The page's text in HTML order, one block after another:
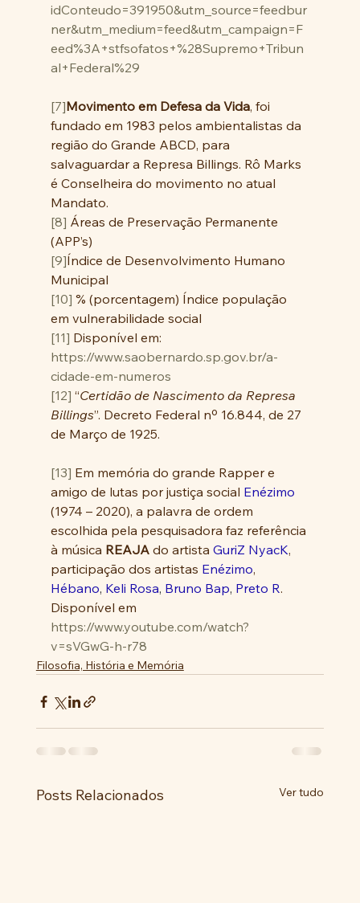
idConteudo=391950&utm_source=feedbur
ner&utm_medium=feed&utm_campaign=F
eed%3A+stfsofatos+%28Supremo+Tribun
al+Federal%29
[7]Movimento em Defesa da Vida, foi
fundado em 1983 pelos ambientalistas da
região do Grande ABCD, para
salvaguardar a Represa Billings. Rô Marks
é Conselheira do movimento no atual
Mandato.
[8] Áreas de Preservação Permanente
(APP’s)
[9]Índice de Desenvolvimento Humano
Municipal
[10] % (porcentagem) Índice população
em vulnerabilidade social
[11] Disponível em:
https://www.saobernardo.sp.gov.br/a-
cidade-em-numeros
[12] “Certidão de Nascimento da Represa
Billings”. Decreto Federal nº 16.844, de 27
de Março de 1925.
[13] Em memória do grande Rapper e
amigo de lutas por justiça social Enézimo
(1974 – 2020), a palavra de ordem
escolhida pela pesquisadora faz referência
à música REAJA do artista GuriZ NyacK,
participação dos artistas Enézimo,
Hébano, Keli Rosa, Bruno Bap, Preto R.
Disponível em
https://www.youtube.com/watch?
v=sVGwG-h-r78
Filosofia, História e Memória
Posts Relacionados Ver tudo